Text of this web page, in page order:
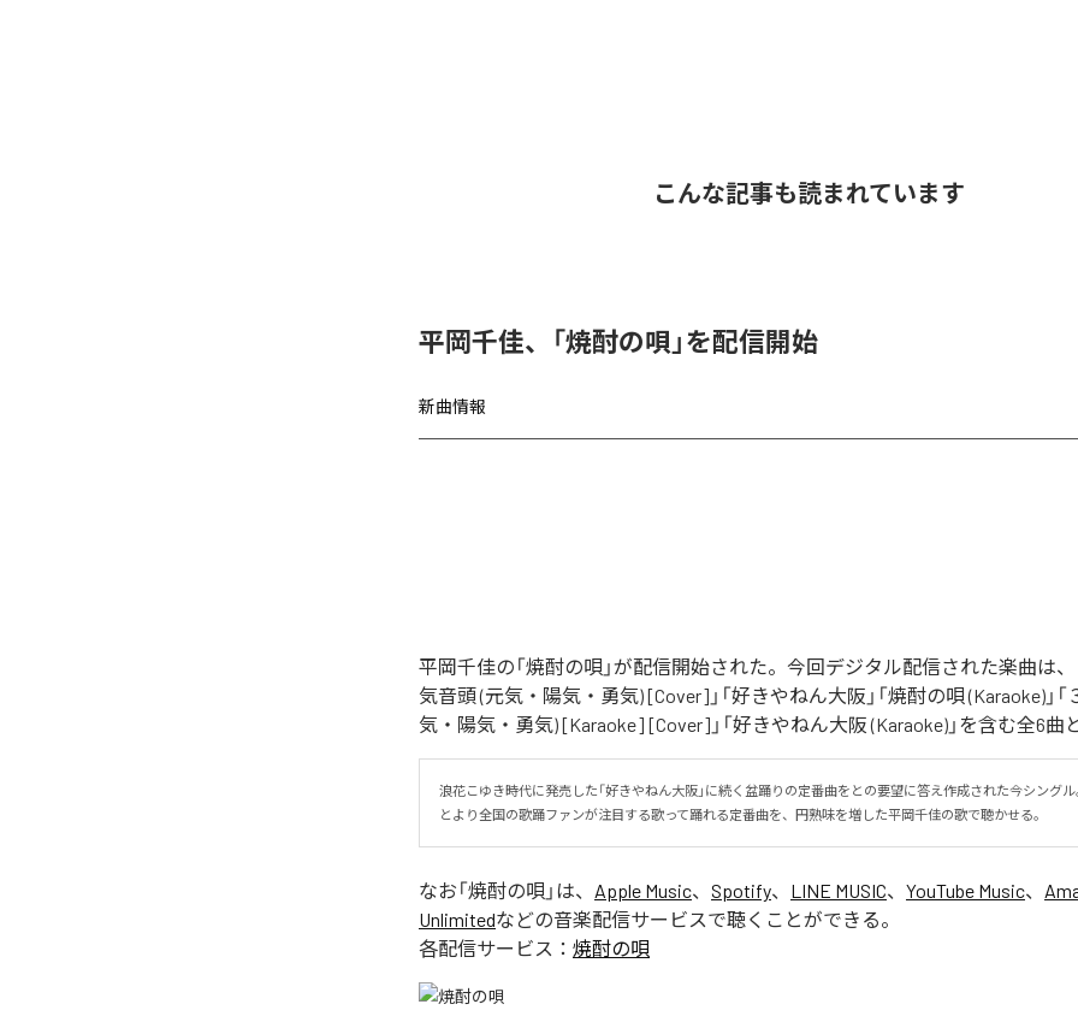
こんな記事も読まれています
平岡千佳、「焼酎の唄」を配信開始
新曲情報
平岡千佳の「焼酎の唄」が配信開始された。今回デジタル配信された楽曲は、
気音頭 (元気・陽気・勇気) [Cover]」「好きやねん大阪」「焼酎の唄 (Karaoke)」
気・陽気・勇気) [Karaoke] [Cover]」「好きやねん大阪 (Karaoke)」を含む全6曲
浪花こゆき時代に発売した「好きやねん大阪」に続く盆踊りの定番曲をとの要望に答え作成された今シング
とより全国の歌踊ファンが注目する歌って踊れる定番曲を、円熟味を増した平岡千佳の歌で聴かせる。
なお「焼酎の唄 」は、 Apple Music、 Spotify、 LINE MUSIC、 YouTube Music、
Unlimitedなどの音楽配信サービスで聴くことができる。
各配信サービス： 焼酎の唄